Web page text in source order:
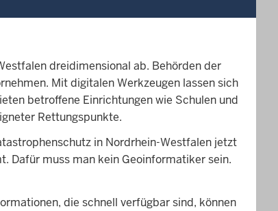
dreidimensional ab. Behörden der
Mit digitalen Werkzeugen lassen sich
betroffene Einrichtungen wie Schulen und
Rettungspunkte.
in Nordrhein-Westfalen jetzt
Dafür muss man kein Geoinformatiker sein.
die schnell verfügbar sind, können